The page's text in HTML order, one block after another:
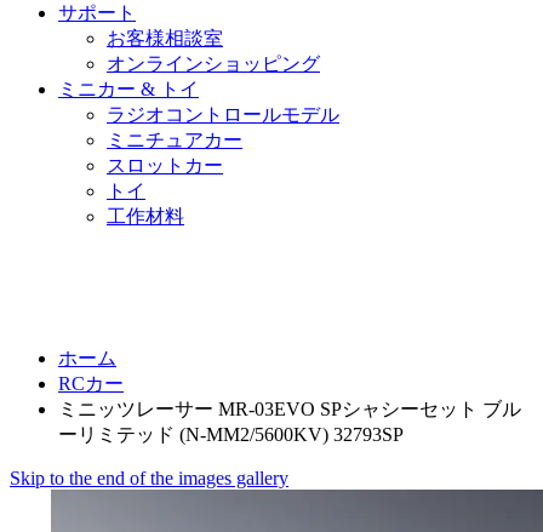
サポート
お客様相談室
オンラインショッピング
ミニカー & トイ
ラジオコントロールモデル
ミニチュアカー
スロットカー
トイ
工作材料
ホーム
RCカー
ミニッツレーサー MR-03EVO SPシャシーセット ブル
ーリミテッド (N-MM2/5600KV) 32793SP
Skip to the end of the images gallery